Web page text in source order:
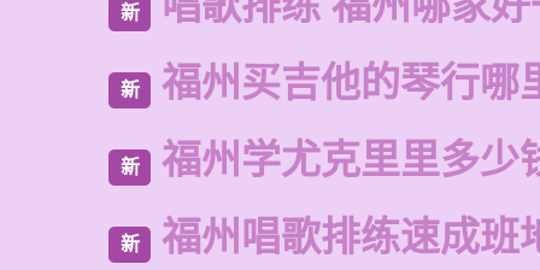
新
新 福州买吉他的琴行哪
新 福州学尤克里里多少
新 福州唱歌排练速成班